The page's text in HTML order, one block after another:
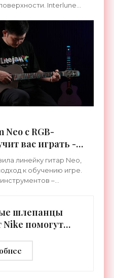
Interlune
с RGB-
вас играть -
линейку гитар Neo,
к обучению игре.
–
шлепанцы
Nike помогут
«Гаджеты»